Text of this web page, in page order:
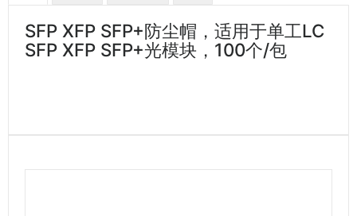
SFP XFP SFP+防尘帽，适用于单工LC
SFP XFP SFP+光模块，100个/包